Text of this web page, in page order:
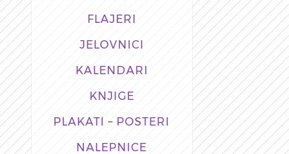
FLAJERI
JELOVNICI
KALENDARI
KNJIGE
PLAKATI – POSTERI
NALEPNICE